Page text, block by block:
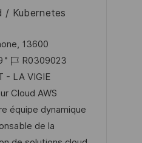
/ Kubernetes
13600
J
o
b
-
I
R0309023
- LA VIGIE
Cloud AWS
équipe dynamique
de la